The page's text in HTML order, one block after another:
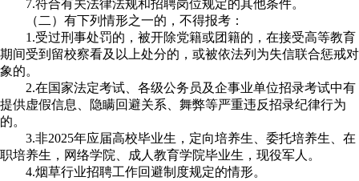
7.符合有关法律法规和招聘岗位规定的其他条件。
（二）有下列情形之一的，不得报考：
1.受过刑事处罚的，被开除党籍或团籍的，在接受高等教育
期间受到留校察看及以上处分的，或被依法列为失信联合惩戒对
象的。
2.在国家法定考试、各级公务员及企事业单位招录考试中有
提供虚假信息、隐瞒回避关系、舞弊等严重违反招录纪律行为
的。
3.非2025年应届高校毕业生，定向培养生、委托培养生、在
职培养生，网络学院、成人教育学院毕业生，现役军人。
4.烟草行业招聘工作回避制度规定的情形。